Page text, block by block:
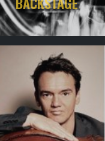
1nov2021- 18h30 - Restaurant El Triton
Informations
Expo